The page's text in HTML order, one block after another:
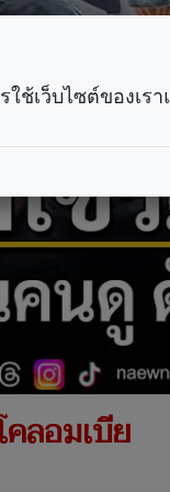
ลอมเบีย
ใช้เว็บไซต์ของเร